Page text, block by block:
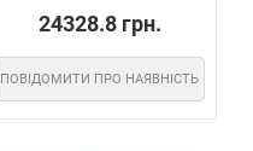
24328.8 грн.
ПОВІДОМИТИ ПРО НАЯВНІСТЬ